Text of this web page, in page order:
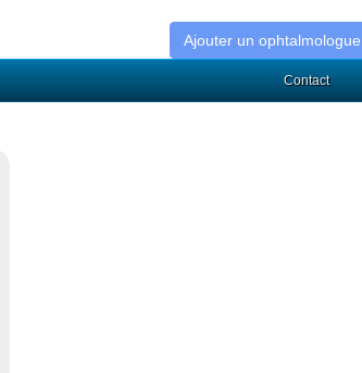
Ajouter un ophtalmologue
Contact